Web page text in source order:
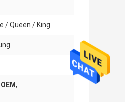
/ Queen / King
,